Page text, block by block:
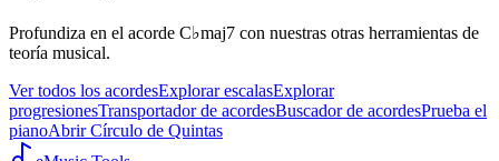
Profundiza en el acorde C♭maj7 con nuestras otras herramientas de
teoría musical.
Ver todos los acordesExplorar escalasExplorar
progresionesTransportador de acordesBuscador de acordesPrueba el
pianoAbrir Círculo de Quintas